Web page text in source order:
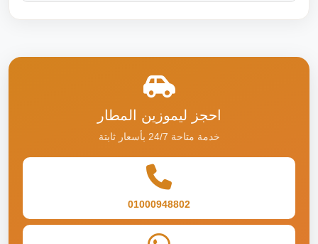
احجز ليموزين المطار
خدمة متاحة 24/7 بأسعار ثابتة
01000948802